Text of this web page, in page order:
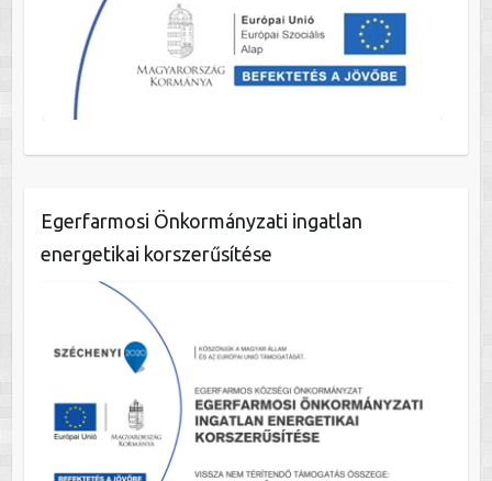
Egerfarmosi Önkormányzati ingatlan
energetikai korszerűsítése